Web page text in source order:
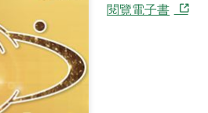
閱覽電子書